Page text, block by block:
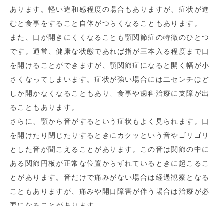
あります。軽い違和感程度の場合もありますが、症状が進
むと食事をすること自体がつらくなることもあります。
また、口が開きにくくなることも顎関節症の特徴のひとつ
です。通常、健康な状態であれば指が三本入る程度まで口
を開けることができますが、顎関節症になると開く幅が小
さくなってしまいます。症状が強い場合には二センチほど
しか開かなくなることもあり、食事や歯科治療に支障が出
ることもあります。
さらに、顎から音がするという症状もよく見られます。口
を開けたり閉じたりするときにカクッという音やゴリゴリ
とした音が聞こえることがあります。この音は関節の中に
ある関節円板が正常な位置からずれているときに起こるこ
とがあります。音だけで痛みがない場合は経過観察となる
こともありますが、痛みや開口障害が伴う場合は治療が必